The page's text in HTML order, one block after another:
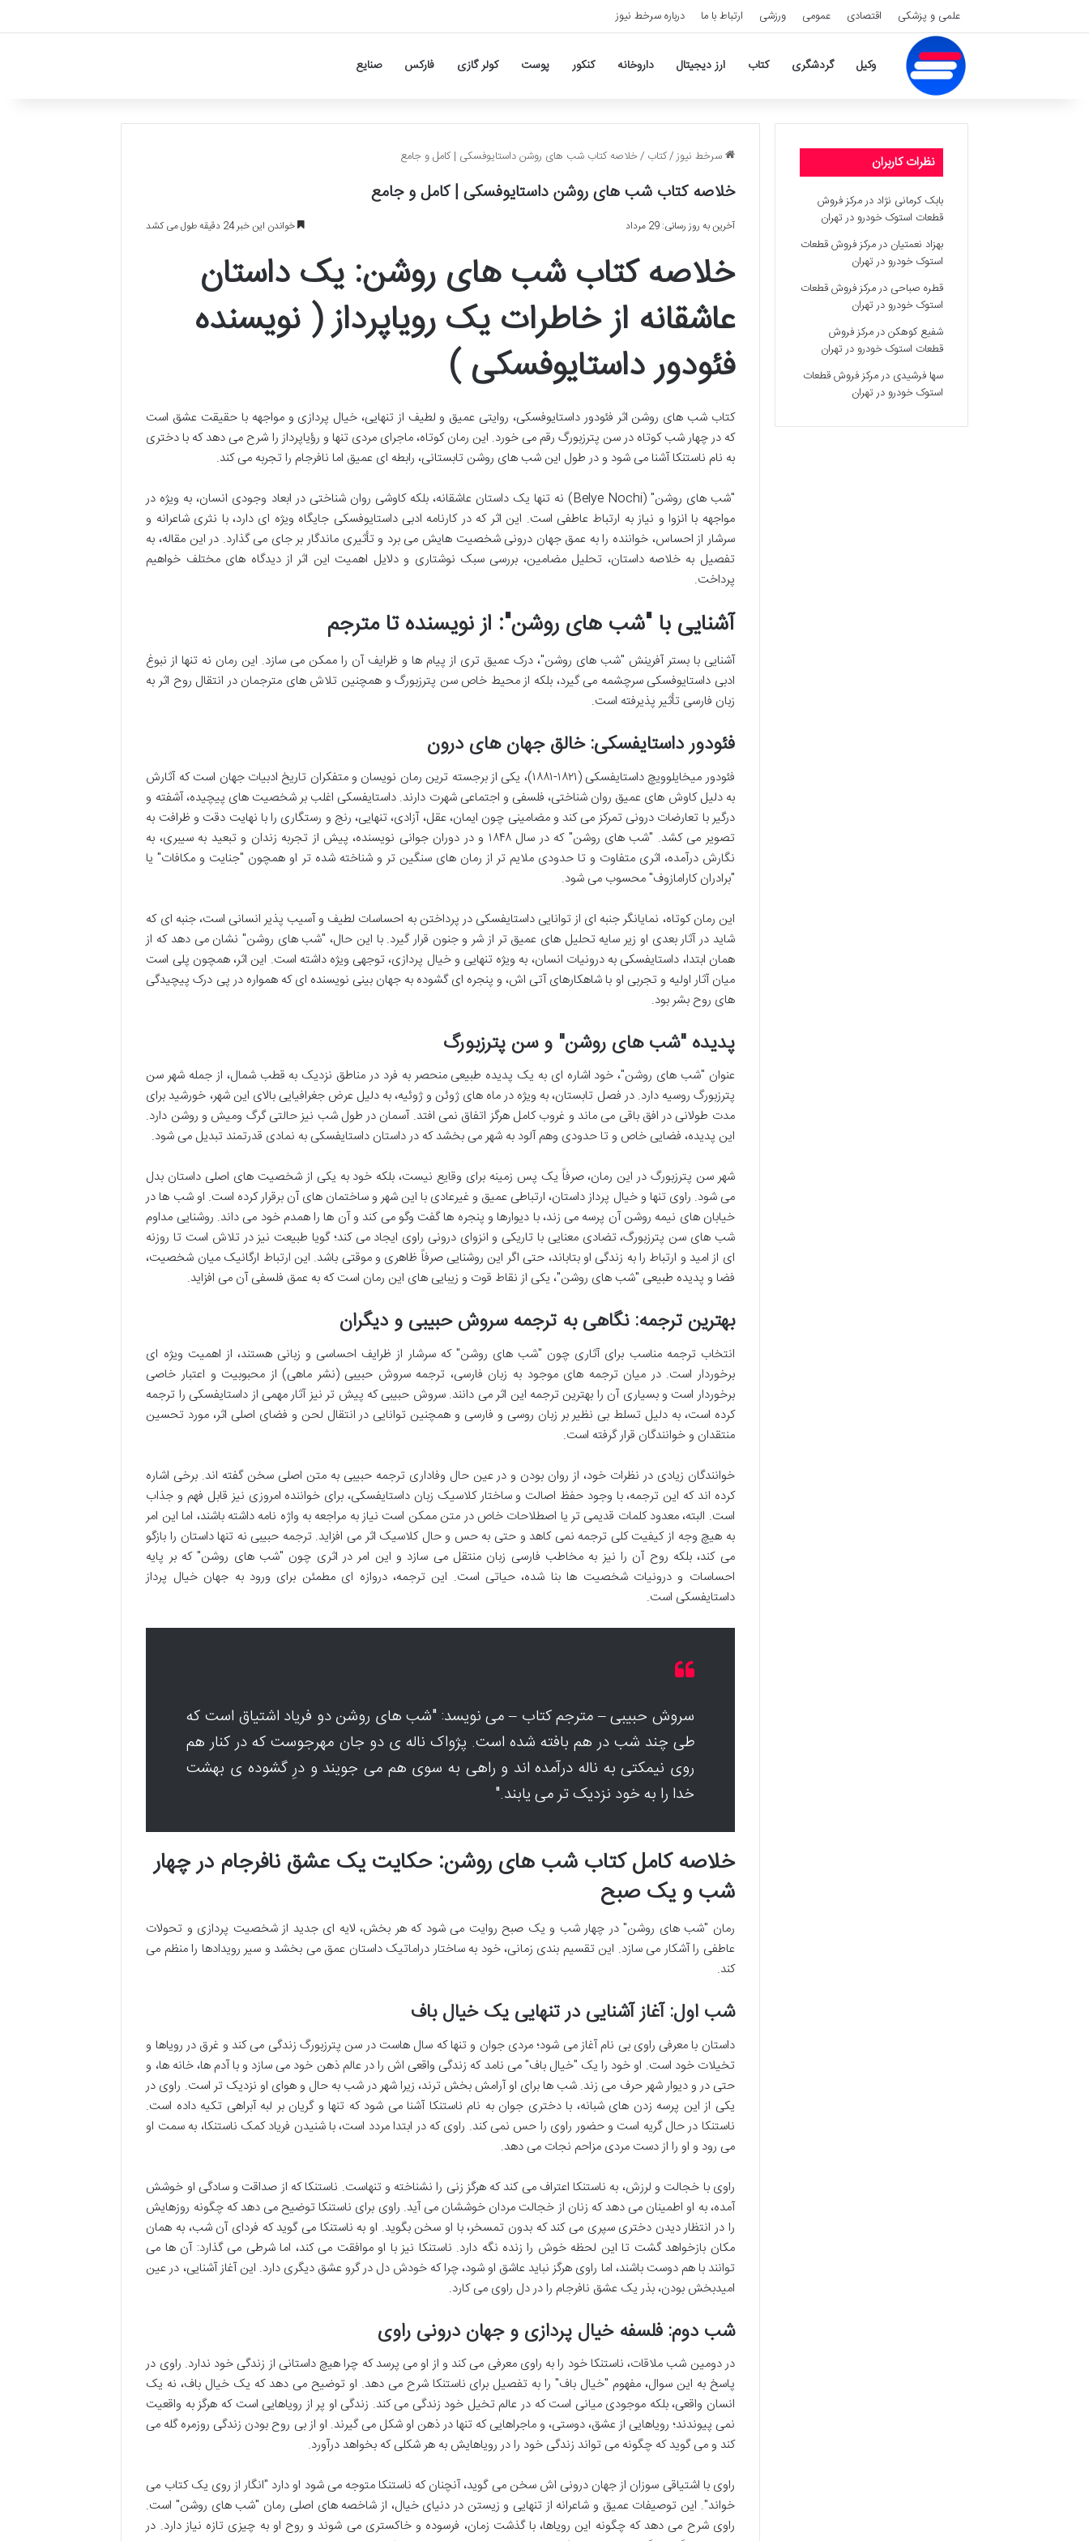
علمی و پزشکی اقتصادی عمومی ورزشی ارتباط با ما درباره سرخط نیوز
وکیل گردشگری کتاب ارز دیجیتال داروخانه کنکور پوست کولر گازی فارکس صنایع
سرخط نیوز/کتاب /خلاصه کتاب شب های روشن داستایوفسکی | کامل و جامع
خلاصه کتاب شب های روشن داستایوفسکی | کامل و جامع
آخرین به روز رسانی: 29 مرداد خواندن این خبر 24 دقیقه طول می کشد
خلاصه کتاب شب های روشن: یک داستان
عاشقانه از خاطرات یک رویاپرداز ( نویسنده
فئودور داستایوفسکی )
کتاب شب های روشن اثر فئودور داستایوفسکی، روایتی عمیق و لطیف از تنهایی، خیال پردازی و مواجهه با حقیقت عشق است
که در چهار شب کوتاه در سن پترزبورگ رقم می خورد. این رمان کوتاه، ماجرای مردی تنها و رؤیاپرداز را شرح می دهد که با دختری
به نام ناستنکا آشنا می شود و در طول این شب های روشن تابستانی، رابطه ای عمیق اما نافرجام را تجربه می کند.
"شب های روشن" (Belye Nochi) نه تنها یک داستان عاشقانه، بلکه کاوشی روان شناختی در ابعاد وجودی انسان، به ویژه در
مواجهه با انزوا و نیاز به ارتباط عاطفی است. این اثر که در کارنامه ادبی داستایوفسکی جایگاه ویژه ای دارد، با نثری شاعرانه و
سرشار از احساس، خواننده را به عمق جهان درونی شخصیت هایش می برد و تأثیری ماندگار بر جای می گذارد. در این مقاله، به
تفصیل به خلاصه داستان، تحلیل مضامین، بررسی سبک نوشتاری و دلایل اهمیت این اثر از دیدگاه های مختلف خواهیم
پرداخت.
آشنایی با "شب های روشن": از نویسنده تا مترجم
آشنایی با بستر آفرینش "شب های روشن"، درک عمیق تری از پیام ها و ظرایف آن را ممکن می سازد. این رمان نه تنها از نبوغ
ادبی داستایوفسکی سرچشمه می گیرد، بلکه از محیط خاص سن پترزبورگ و همچنین تلاش های مترجمان در انتقال روح اثر به
زبان فارسی تأثیر پذیرفته است.
فئودور داستایفسکی: خالق جهان های درون
فئودور میخایلوویچ داستایفسکی (۱۸۲۱-۱۸۸۱)، یکی از برجسته ترین رمان نویسان و متفکران تاریخ ادبیات جهان است که آثارش
به دلیل کاوش های عمیق روان شناختی، فلسفی و اجتماعی شهرت دارند. داستایفسکی اغلب بر شخصیت های پیچیده، آشفته و
درگیر با تعارضات درونی تمرکز می کند و مضامینی چون ایمان، عقل، آزادی، تنهایی، رنج و رستگاری را با نهایت دقت و ظرافت به
تصویر می کشد. "شب های روشن" که در سال ۱۸۴۸ و در دوران جوانی نویسنده، پیش از تجربه زندان و تبعید به سیبری، به
نگارش درآمده، اثری متفاوت و تا حدودی ملایم تر از رمان های سنگین تر و شناخته شده تر او همچون "جنایت و مکافات" یا
"برادران کارامازوف" محسوب می شود.
این رمان کوتاه، نمایانگر جنبه ای از توانایی داستایفسکی در پرداختن به احساسات لطیف و آسیب پذیر انسانی است، جنبه ای که
شاید در آثار بعدی او زیر سایه تحلیل های عمیق تر از شر و جنون قرار گیرد. با این حال، "شب های روشن" نشان می دهد که از
همان ابتدا، داستایفسکی به درونیات انسان، به ویژه تنهایی و خیال پردازی، توجهی ویژه داشته است. این اثر، همچون پلی است
میان آثار اولیه و تجربی او با شاهکارهای آتی اش، و پنجره ای گشوده به جهان بینی نویسنده ای که همواره در پی درک پیچیدگی
های روح بشر بود.
پدیده "شب های روشن" و سن پترزبورگ
عنوان "شب های روشن"، خود اشاره ای به یک پدیده طبیعی منحصر به فرد در مناطق نزدیک به قطب شمال، از جمله شهر سن
پترزبورگ روسیه دارد. در فصل تابستان، به ویژه در ماه های ژوئن و ژوئیه، به دلیل عرض جغرافیایی بالای این شهر، خورشید برای
مدت طولانی در افق باقی می ماند و غروب کامل هرگز اتفاق نمی افتد. آسمان در طول شب نیز حالتی گرگ ومیش و روشن دارد.
این پدیده، فضایی خاص و تا حدودی وهم آلود به شهر می بخشد که در داستان داستایفسکی به نمادی قدرتمند تبدیل می شود.
شهر سن پترزبورگ در این رمان، صرفاً یک پس زمینه برای وقایع نیست، بلکه خود به یکی از شخصیت های اصلی داستان بدل
می شود. راوی تنها و خیال پرداز داستان، ارتباطی عمیق و غیرعادی با این شهر و ساختمان های آن برقرار کرده است. او شب ها در
خیابان های نیمه روشن آن پرسه می زند، با دیوارها و پنجره ها گفت وگو می کند و آن ها را همدم خود می داند. روشنایی مداوم
شب های سن پترزبورگ، تضادی معنایی با تاریکی و انزوای درونی راوی ایجاد می کند؛ گویا طبیعت نیز در تلاش است تا روزنه
ای از امید و ارتباط را به زندگی او بتاباند، حتی اگر این روشنایی صرفاً ظاهری و موقتی باشد. این ارتباط ارگانیک میان شخصیت،
فضا و پدیده طبیعی "شب های روشن"، یکی از نقاط قوت و زیبایی های این رمان است که به عمق فلسفی آن می افزاید.
بهترین ترجمه: نگاهی به ترجمه سروش حبیبی و دیگران
انتخاب ترجمه مناسب برای آثاری چون "شب های روشن" که سرشار از ظرایف احساسی و زبانی هستند، از اهمیت ویژه ای
برخوردار است. در میان ترجمه های موجود به زبان فارسی، ترجمه سروش حبیبی (نشر ماهی) از محبوبیت و اعتبار خاصی
برخوردار است و بسیاری آن را بهترین ترجمه این اثر می دانند. سروش حبیبی که پیش تر نیز آثار مهمی از داستایفسکی را ترجمه
کرده است، به دلیل تسلط بی نظیر بر زبان روسی و فارسی و همچنین توانایی در انتقال لحن و فضای اصلی اثر، مورد تحسین
منتقدان و خوانندگان قرار گرفته است.
خوانندگان زیادی در نظرات خود، از روان بودن و در عین حال وفاداری ترجمه حبیبی به متن اصلی سخن گفته اند. برخی اشاره
کرده اند که این ترجمه، با وجود حفظ اصالت و ساختار کلاسیک زبان داستایفسکی، برای خواننده امروزی نیز قابل فهم و جذاب
است. البته، معدود کلمات قدیمی تر یا اصطلاحات خاص در متن ممکن است نیاز به مراجعه به واژه نامه داشته باشند، اما این امر
به هیچ وجه از کیفیت کلی ترجمه نمی کاهد و حتی به حس و حال کلاسیک اثر می افزاید. ترجمه حبیبی نه تنها داستان را بازگو
می کند، بلکه روح آن را نیز به مخاطب فارسی زبان منتقل می سازد و این امر در اثری چون "شب های روشن" که بر پایه
احساسات و درونیات شخصیت ها بنا شده، حیاتی است. این ترجمه، دروازه ای مطمئن برای ورود به جهان خیال پرداز
داستایفسکی است.
سروش حبیبی – مترجم کتاب – می نویسد: "شب های روشن دو فریاد اشتیاق است که
طی چند شب در هم بافته شده است. پژواک ناله ی دو جان مهرجوست که در کنار هم
روی نیمکتی به ناله درآمده اند و راهی به سوی هم می جویند و درِ گشوده ی بهشت
خدا را به خود نزدیک تر می یابند."
خلاصه کامل کتاب شب های روشن: حکایت یک عشق نافرجام در چهار
شب و یک صبح
رمان "شب های روشن" در چهار شب و یک صبح روایت می شود که هر بخش، لایه ای جدید از شخصیت پردازی و تحولات
عاطفی را آشکار می سازد. این تقسیم بندی زمانی، خود به ساختار دراماتیک داستان عمق می بخشد و سیر رویدادها را منظم می
کند.
شب اول: آغاز آشنایی در تنهایی یک خیال باف
داستان با معرفی راوی بی نام آغاز می شود؛ مردی جوان و تنها که سال هاست در سن پترزبورگ زندگی می کند و غرق در رویاها و
تخیلات خود است. او خود را یک "خیال باف" می نامد که زندگی واقعی اش را در عالم ذهن خود می سازد و با آدم ها، خانه ها، و
حتی در و دیوار شهر حرف می زند. شب ها برای او آرامش بخش ترند، زیرا شهر در شب به حال و هوای او نزدیک تر است. راوی در
یکی از این پرسه زدن های شبانه، با دختری جوان به نام ناستنکا آشنا می شود که تنها و گریان بر لبه آبراهی تکیه داده است.
ناستنکا در حال گریه است و حضور راوی را حس نمی کند. راوی که در ابتدا مردد است، با شنیدن فریاد کمک ناستنکا، به سمت او
می رود و او را از دست مردی مزاحم نجات می دهد.
راوی با خجالت و لرزش، به ناستنکا اعتراف می کند که هرگز زنی را نشناخته و تنهاست. ناستنکا که از صداقت و سادگی او خوشش
آمده، به او اطمینان می دهد که زنان از خجالت مردان خوششان می آید. راوی برای ناستنکا توضیح می دهد که چگونه روزهایش
را در انتظار دیدن دختری سپری می کند که بدون تمسخر، با او سخن بگوید. او به ناستنکا می گوید که فردای آن شب، به همان
مکان بازخواهد گشت تا این لحظه خوش را زنده نگه دارد. ناستنکا نیز با او موافقت می کند، اما شرطی می گذارد: آن ها می
توانند با هم دوست باشند، اما راوی هرگز نباید عاشق او شود، چرا که خودش دل در گرو عشق دیگری دارد. این آغاز آشنایی، در عین
امیدبخش بودن، بذر یک عشق نافرجام را در دل راوی می کارد.
شب دوم: فلسفه خیال پردازی و جهان درونی راوی
در دومین شب ملاقات، ناستنکا خود را به راوی معرفی می کند و از او می پرسد که چرا هیچ داستانی از زندگی خود ندارد. راوی در
پاسخ به این سوال، مفهوم "خیال باف" را به تفصیل برای ناستنکا شرح می دهد. او توضیح می دهد که یک خیال باف، نه یک
انسان واقعی، بلکه موجودی میانی است که در عالم تخیل خود زندگی می کند. زندگی او پر از رویاهایی است که هرگز به واقعیت
نمی پیوندند؛ رویاهایی از عشق، دوستی، و ماجراهایی که تنها در ذهن او شکل می گیرند. او از بی روح بودن زندگی روزمره گله می
کند و می گوید که چگونه می تواند زندگی خود را در رویاهایش به هر شکلی که بخواهد درآورد.
راوی با اشتیاقی سوزان از جهان درونی اش سخن می گوید، آنچنان که ناستنکا متوجه می شود او دارد "انگار از روی یک کتاب می
خواند". این توصیفات عمیق و شاعرانه از تنهایی و زیستن در دنیای خیال، از شاخصه های اصلی رمان "شب های روشن" است.
راوی شرح می دهد که چگونه این رویاها، با گذشت زمان، فرسوده و خاکستری می شوند و روح او به چیزی تازه نیاز دارد. در
نظرات کاربران
بابک کرمانی نژاد درمرکز فروش
قطعات استوک خودرو در تهران
بهزاد نعمتیان درمرکز فروش قطعات
استوک خودرو در تهران
قطره صباحی درمرکز فروش قطعات
استوک خودرو در تهران
شفیع کوهکندرمرکز فروش
قطعات استوک خودرو در تهران
سها فرشیدی درمرکز فروش قطعات
استوک خودرو در تهران